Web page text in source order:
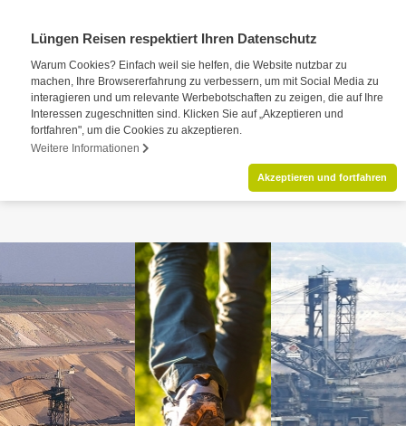
Lüngen Reisen respektiert Ihren Datenschutz
Warum Cookies? Einfach weil sie helfen, die Website nutzbar zu
machen, Ihre Browsererfahrung zu verbessern, um mit Social Media zu
interagieren und um relevante Werbebotschaften zu zeigen, die auf Ihre
Interessen zugeschnitten sind. Klicken Sie auf „Akzeptieren und
fortfahren", um die Cookies zu akzeptieren.
Weitere Informationen
Akzeptieren und fortfahren